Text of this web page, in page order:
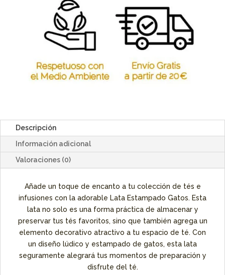
Descripción
Información adicional
Valoraciones (0)
Añade un toque de encanto a tu colección de tés e
infusiones con la adorable Lata Estampado Gatos. Esta
lata no solo es una forma práctica de almacenar y
preservar tus tés favoritos, sino que también agrega un
elemento decorativo atractivo a tu espacio de té. Con
un diseño lúdico y estampado de gatos, esta lata
seguramente alegrará tus momentos de preparación y
disfrute del té.